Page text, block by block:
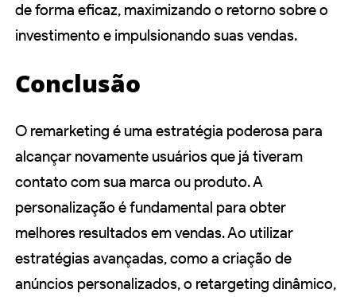
de forma eficaz, maximizando o retorno sobre o
investimento e impulsionando suas vendas.
Conclusão
O remarketing é uma estratégia poderosa para
alcançar novamente usuários que já tiveram
contato com sua marca ou produto. A
personalização é fundamental para obter
melhores resultados em vendas. Ao utilizar
estratégias avançadas, como a criação de
anúncios personalizados, o retargeting dinâmico,